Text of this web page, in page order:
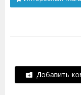
Добавить